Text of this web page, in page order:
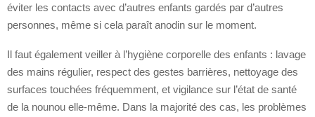
éviter les contacts avec d’autres enfants gardés par d’autres
personnes, même si cela paraît anodin sur le moment.
Il faut également veiller à l’hygiène corporelle des enfants : lavage
des mains régulier, respect des gestes barrières, nettoyage des
surfaces touchées fréquemment, et vigilance sur l’état de santé
de la nounou elle-même. Dans la majorité des cas, les problèmes